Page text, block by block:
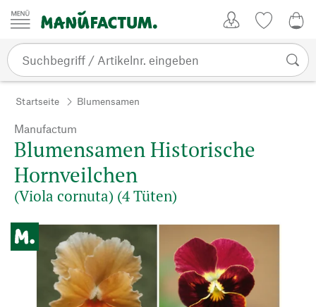
Zum Inhalt springen
Startseite Blumensamen
Manufactum
Blumensamen Historische
Hornveilchen
(Viola cornuta) (4 Tüten)